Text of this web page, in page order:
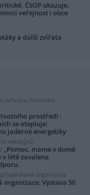
ČSOP ukazuje,
veřejnost i obce
a další zvířata
ochranu životního
prostředí :
se otepluje:
jaderné energetiky
netopýrů
máme v domě
v létě zavalena
organizace
Výstava 50